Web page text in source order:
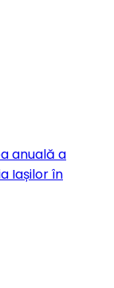
anuală a
Iașilor în